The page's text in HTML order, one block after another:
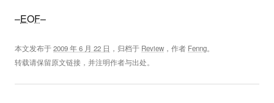
–EOF–
本文发布于2009 年 6 月 22 日 ，归档于 Review ，作者 Fenng。
转载请保留原文链接，并注明作者与出处。